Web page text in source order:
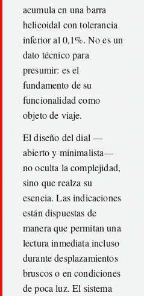
acumula en una barra
helicoidal con tolerancia
inferior al 0,1%. No es un
dato técnico para
presumir: es el
fundamento de su
funcionalidad como
objeto de viaje.
El diseño del dial —
abierto y minimalista—
no oculta la complejidad,
sino que realza su
esencia. Las indicaciones
están dispuestas de
manera que permitan una
lectura inmediata incluso
durante desplazamientos
bruscos o en condiciones
de poca luz. El sistema